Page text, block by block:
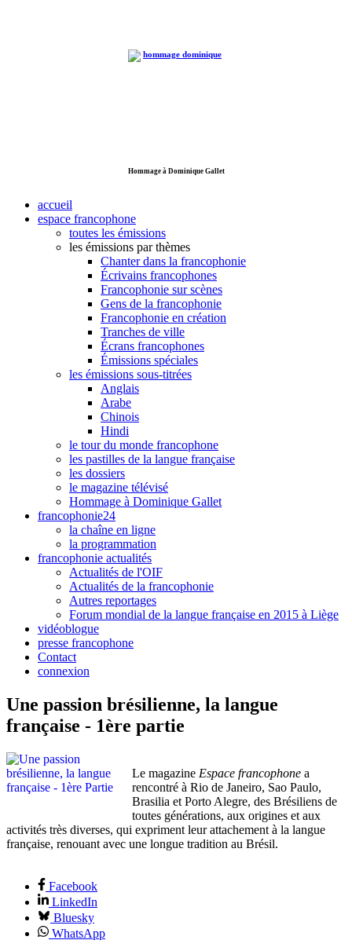
Hommage à Dominique Gallet
accueil
espace francophone
toutes les émissions
les émissions par thèmes
Chanter dans la francophonie
Écrivains francophones
Francophonie sur scènes
Gens de la francophonie
Francophonie en création
Tranches de ville
Écrans francophones
Émissions spéciales
les émissions sous-titrées
Anglais
Arabe
Chinois
Hindi
le tour du monde francophone
les pastilles de la langue française
les dossiers
le magazine télévisé
Hommage à Dominique Gallet
francophonie24
la chaîne en ligne
la programmation
francophonie actualités
Actualités de l'OIF
Actualités de la francophonie
Autres reportages
Forum mondial de la langue française en 2015 à Liège
vidéoblogue
presse francophone
Contact
connexion
Une passion brésilienne, la langue
française - 1ère partie
Le magazine Espace francophone a
rencontré à Rio de Janeiro, Sao Paulo,
Brasilia et Porto Alegre, des Brésiliens de
toutes générations, aux origines et aux
activités très diverses, qui expriment leur attachement à la langue
française, renouant avec une longue tradition au Brésil.
Facebook
LinkedIn
Bluesky
WhatsApp